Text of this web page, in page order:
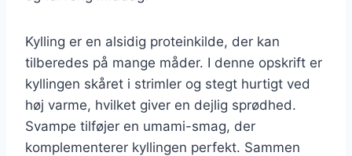
Kylling er en alsidig proteinkilde, der kan
tilberedes på mange måder. I denne opskrift er
kyllingen skåret i strimler og stegt hurtigt ved
høj varme, hvilket giver en dejlig sprødhed.
Svampe tilføjer en umami-smag, der
komplementerer kyllingen perfekt. Sammen